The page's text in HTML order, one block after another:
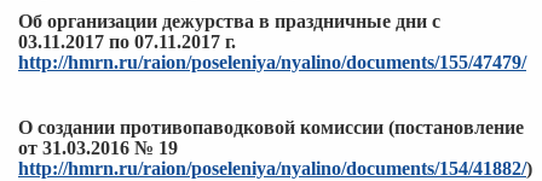
Об организации дежурства в праздничные дни с
03.11.2017 по 07.11.2017 г.
http://hmrn.ru/raion/poseleniya/nyalino/documents/155/47479/
О создании противопаводковой комиссии (постановление
от 31.03.2016 № 19
http://hmrn.ru/raion/poseleniya/nyalino/documents/154/41882/)